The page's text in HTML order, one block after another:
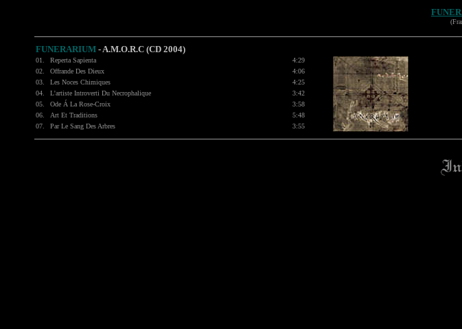
FUNERARIUM - A.M.O.R.C (CD 2004)
01. Reperta Sapienta
4:29
02.
Offrande Des Dieux
4:06
03.
Les Noces Chimiques
4:25
04.
L'artiste Introverti Du Necrophalique
3:42
05.
Ode Á La Rose-Croix
3:58
06.
Art Et Traditions
5:48
07.
Par Le Sang Des Arbres 3:55